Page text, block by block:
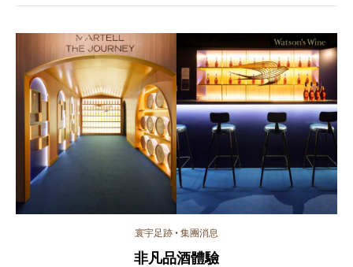
寰宇足跡 • 集團消息
非凡品酒體驗